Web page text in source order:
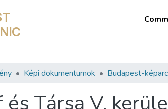
Képi dokumentumok Budapest-
és Társa V.